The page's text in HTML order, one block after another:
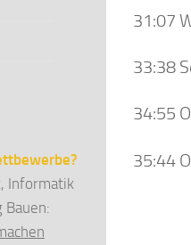
31:07
33:38
34:55
35:44
Informatik